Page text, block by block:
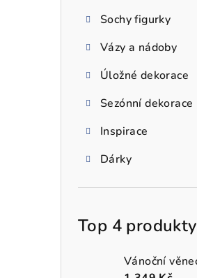
Sochy figurky
Vázy a nádoby
Úložné dekorace
Sezónní dekorace
Inspirace
Dárky
Top 4 produkty